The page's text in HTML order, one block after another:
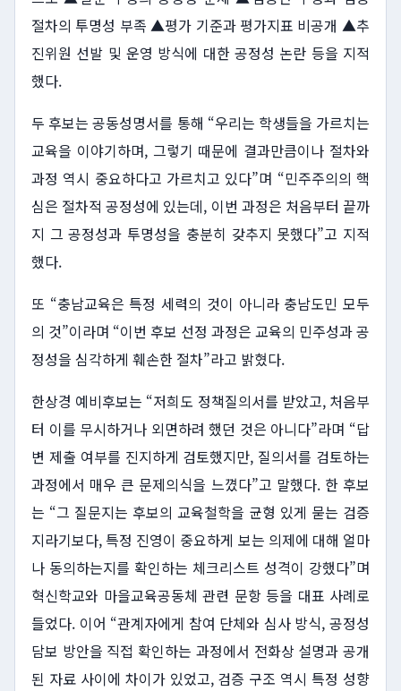
절차의 투명성 부족 ▲평가 기준과 평가지표 비공개 ▲추
진위원 선발 및 운영 방식에 대한 공정성 논란 등을 지적
했다.
두 후보는 공동성명서를 통해 “우리는 학생들을 가르치는
교육을 이야기하며, 그렇기 때문에 결과만큼이나 절차와
과정 역시 중요하다고 가르치고 있다”며 “민주주의의 핵
심은 절차적 공정성에 있는데, 이번 과정은 처음부터 끝까
지 그 공정성과 투명성을 충분히 갖추지 못했다”고 지적
했다.
또 “충남교육은 특정 세력의 것이 아니라 충남도민 모두
의 것”이라며 “이번 후보 선정 과정은 교육의 민주성과 공
정성을 심각하게 훼손한 절차”라고 밝혔다.
한상경 예비후보는 “저희도 정책질의서를 받았고, 처음부
터 이를 무시하거나 외면하려 했던 것은 아니다”라며 “답
변 제출 여부를 진지하게 검토했지만, 질의서를 검토하는
과정에서 매우 큰 문제의식을 느꼈다”고 말했다. 한 후보
는 “그 질문지는 후보의 교육철학을 균형 있게 묻는 검증
지라기보다, 특정 진영이 중요하게 보는 의제에 대해 얼마
나 동의하는지를 확인하는 체크리스트 성격이 강했다”며
혁신학교와 마을교육공동체 관련 문항 등을 대표 사례로
들었다. 이어 “관계자에게 참여 단체와 심사 방식, 공정성
담보 방안을 직접 확인하는 과정에서 전화상 설명과 공개
된 자료 사이에 차이가 있었고, 검증 구조 역시 특정 성향